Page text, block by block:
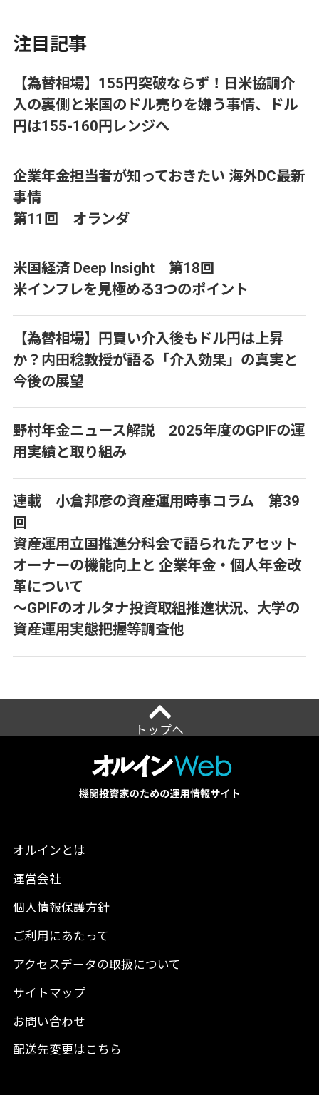
注目記事
【為替相場】155円突破ならず！日米協調介
入の裏側と米国のドル売りを嫌う事情、ドル
円は155-160円レンジへ
企業年金担当者が知っておきたい 海外DC最新
事情
第11回 オランダ
米国経済 Deep Insight 第18回
米インフレを見極める3つのポイント
【為替相場】円買い介入後もドル円は上昇
か？内田稔教授が語る「介入効果」の真実と
今後の展望
野村年金ニュース解説 2025年度のGPIFの運
用実績と取り組み
連載 小倉邦彦の資産運用時事コラム 第39
回
資産運用立国推進分科会で語られたアセット
オーナーの機能向上と 企業年金・個人年金改
革について
～GPIFのオルタナ投資取組推進状況、大学の
資産運用実態把握等調査他
トップへ
オルインとは
運営会社
個人情報保護方針
ご利用にあたって
アクセスデータの取扱について
サイトマップ
お問い合わせ
配送先変更はこちら